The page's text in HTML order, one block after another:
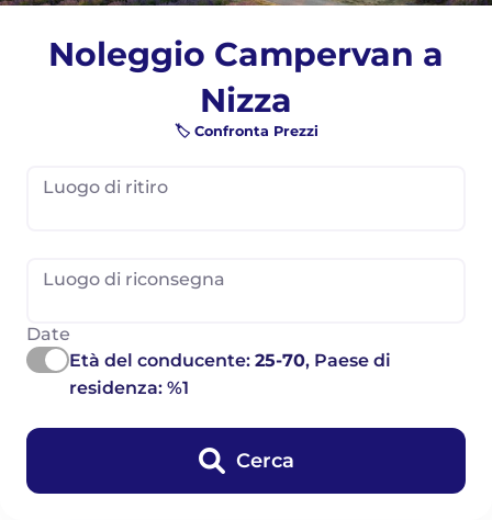
Noleggio Campervan a
Nizza
🏷️ Confronta Prezzi
Luogo di ritiro
Luogo di riconsegna
Date
Età del conducente:25-70, Paese di
residenza: %1
Cerca